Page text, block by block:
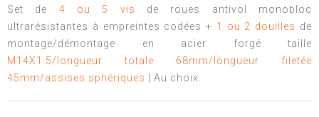
Set de 4 ou 5 vis de roues antivol monobloc
ultrarésistantes à empreintes codées + 1 ou 2 douilles de
montage/démontage en acier forgé taille
M14X1.5/longueur totale 68mm/longueur filetée
45mm/assises sphériques
| Au choix.